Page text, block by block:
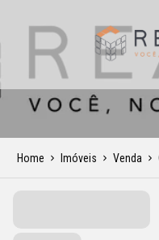
Home Imóveis Venda